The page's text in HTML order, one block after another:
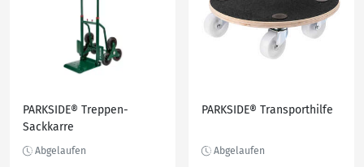
PARKSIDE® Treppen-
Sackkarre
PARKSIDE® Transporthilfe